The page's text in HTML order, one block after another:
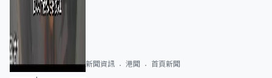
新聞資訊 港聞 首頁新聞